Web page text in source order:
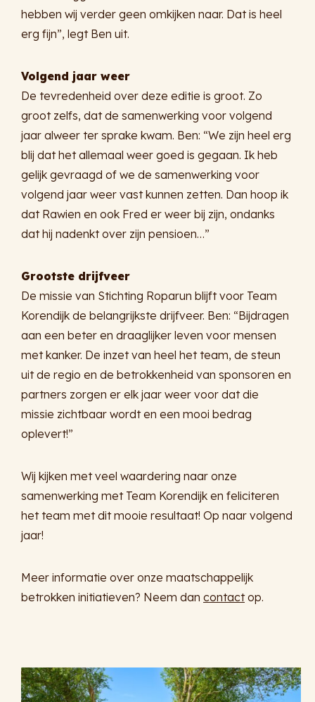
hebben wij verder geen omkijken naar. Dat is heel
erg fijn”, legt Ben uit.
Volgend jaar weer
De tevredenheid over deze editie is groot. Zo
groot zelfs, dat de samenwerking voor volgend
jaar alweer ter sprake kwam. Ben: “We zijn heel erg
blij dat het allemaal weer goed is gegaan. Ik heb
gelijk gevraagd of we de samenwerking voor
volgend jaar weer vast kunnen zetten. Dan hoop ik
dat Rawien en ook Fred er weer bij zijn, ondanks
dat hij nadenkt over zijn pensioen…”
Grootste drijfveer
De missie van Stichting Roparun blijft voor Team
Korendijk de belangrijkste drijfveer. Ben: “Bijdragen
aan een beter en draaglijker leven voor mensen
met kanker. De inzet van heel het team, de steun
uit de regio en de betrokkenheid van sponsoren en
partners zorgen er elk jaar weer voor dat die
missie zichtbaar wordt en een mooi bedrag
oplevert!”
Wij kijken met veel waardering naar onze
samenwerking met Team Korendijk en feliciteren
het team met dit mooie resultaat! Op naar volgend
jaar!
Meer informatie over onze maatschappelijk
betrokken initiatieven? Neem dan contactop.